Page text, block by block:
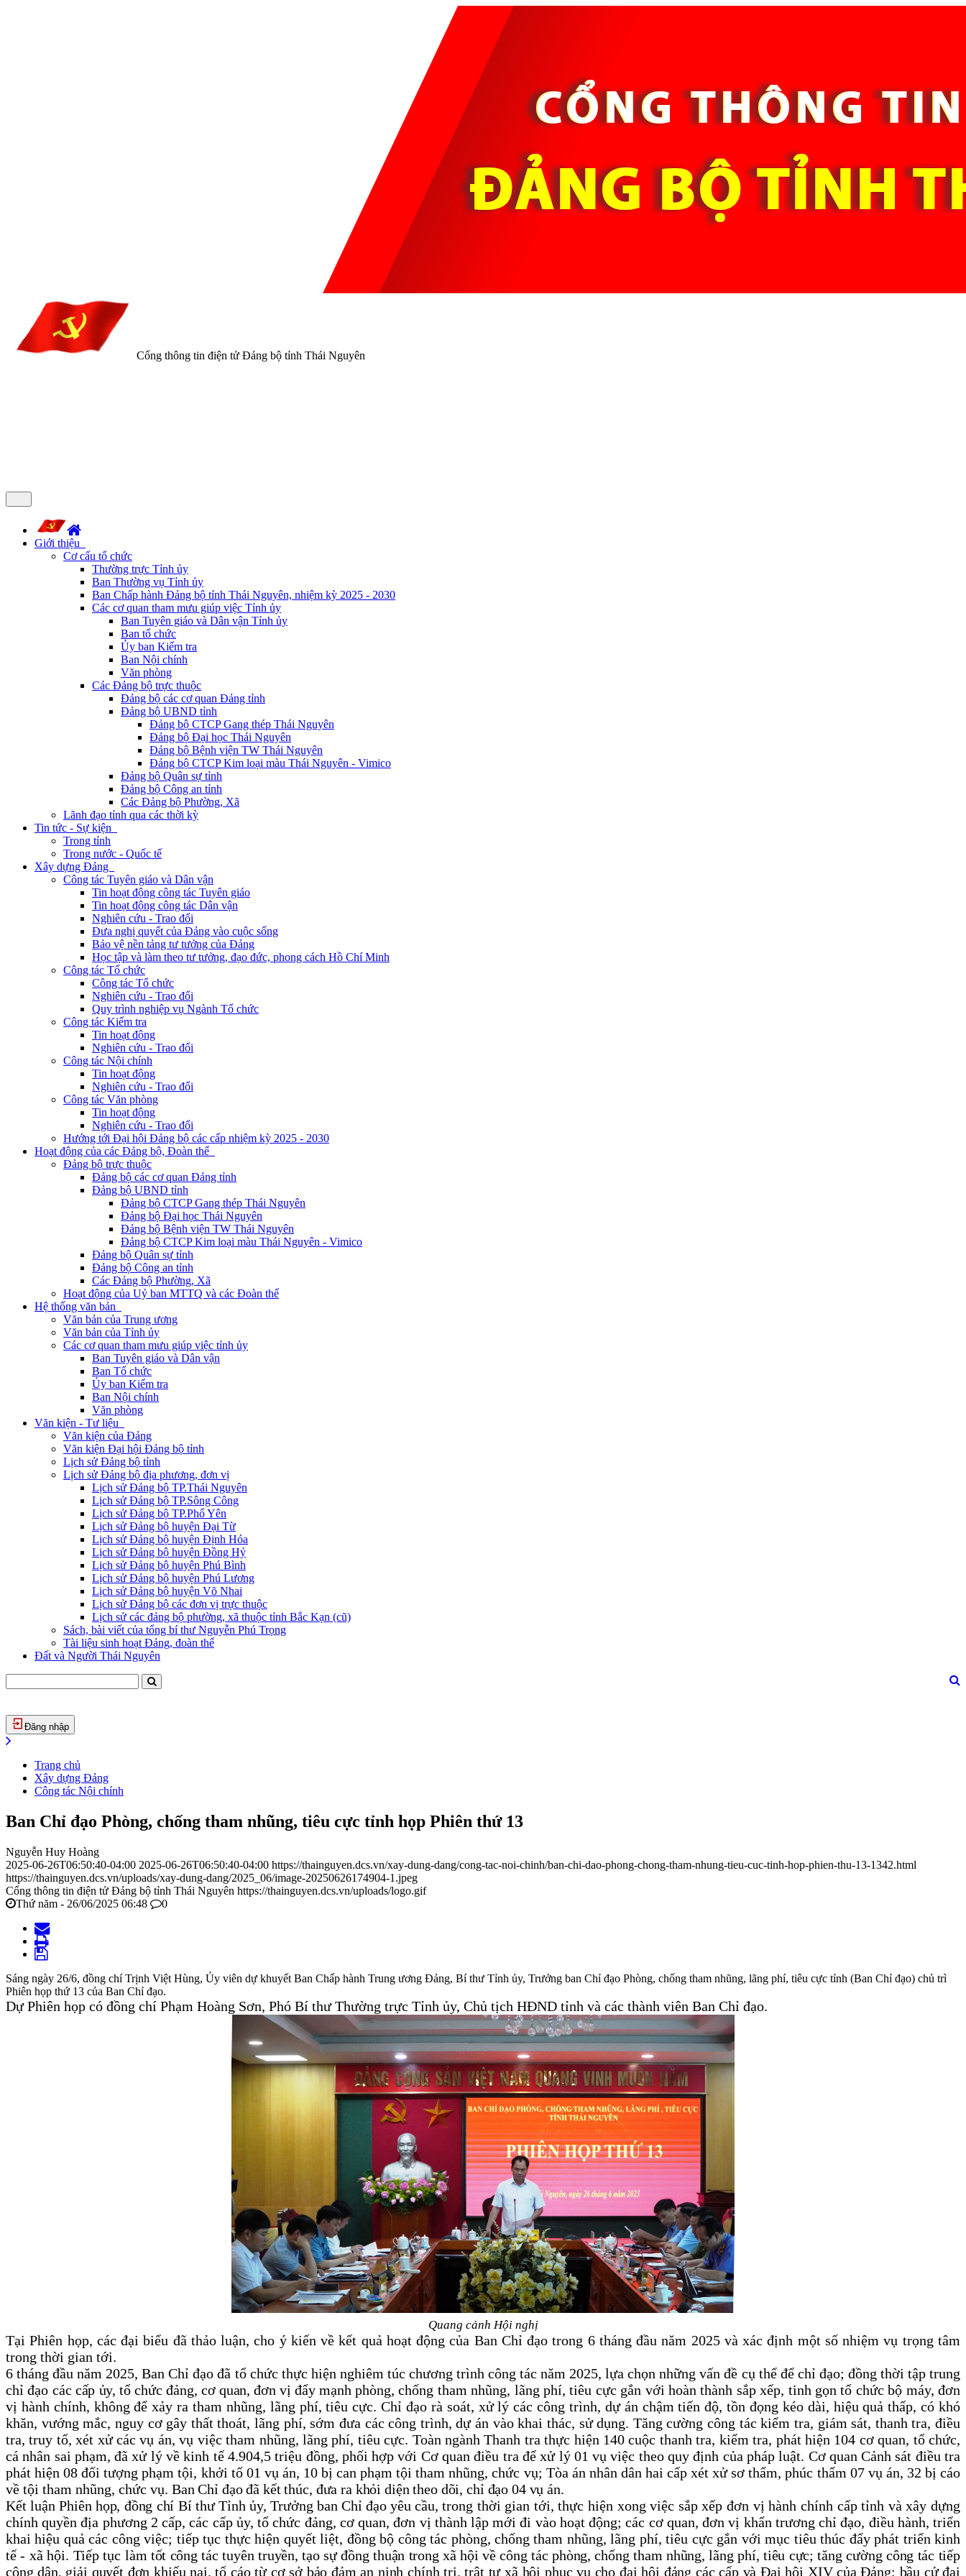
Cổng thông tin điện tử Đảng bộ tỉnh Thái Nguyên
Giới thiệu
Cơ cấu tổ chức
Thường trực Tỉnh ủy
Ban Thường vụ Tỉnh ủy
Ban Chấp hành Đảng bộ tỉnh Thái Nguyên, nhiệm kỳ 2025 - 2030
Các cơ quan tham mưu giúp việc Tỉnh ủy
Ban Tuyên giáo và Dân vận Tỉnh ủy
Ban tổ chức
Ủy ban Kiểm tra
Ban Nội chính
Văn phòng
Các Đảng bộ trực thuộc
Đảng bộ các cơ quan Đảng tỉnh
Đảng bộ UBND tỉnh
Đảng bộ CTCP Gang thép Thái Nguyên
Đảng bộ Đại học Thái Nguyên
Đảng bộ Bệnh viện TW Thái Nguyên
Đảng bộ CTCP Kim loại màu Thái Nguyên - Vimico
Đảng bộ Quân sự tỉnh
Đảng bộ Công an tỉnh
Các Đảng bộ Phường, Xã
Lãnh đạo tỉnh qua các thời kỳ
Tin tức - Sự kiện
Trong tỉnh
Trong nước - Quốc tế
Xây dựng Đảng
Công tác Tuyên giáo và Dân vận
Tin hoạt động công tác Tuyên giáo
Tin hoạt động công tác Dân vận
Nghiên cứu - Trao đổi
Đưa nghị quyết của Đảng vào cuộc sống
Bảo vệ nền tảng tư tưởng của Đảng
Học tập và làm theo tư tưởng, đạo đức, phong cách Hồ Chí Minh
Công tác Tổ chức
Công tác Tổ chức
Nghiên cứu - Trao đổi
Quy trình nghiệp vụ Ngành Tổ chức
Công tác Kiểm tra
Tin hoạt động
Nghiên cứu - Trao đổi
Công tác Nội chính
Tin hoạt động
Nghiên cứu - Trao đổi
Công tác Văn phòng
Tin hoạt động
Nghiên cứu - Trao đổi
Hướng tới Đại hội Đảng bộ các cấp nhiệm kỳ 2025 - 2030
Hoạt động của các Đảng bộ, Đoàn thể
Đảng bộ trực thuộc
Đảng bộ các cơ quan Đảng tỉnh
Đảng bộ UBND tỉnh
Đảng bộ CTCP Gang thép Thái Nguyên
Đảng bộ Đại học Thái Nguyên
Đảng bộ Bệnh viện TW Thái Nguyên
Đảng bộ CTCP Kim loại màu Thái Nguyên - Vimico
Đảng bộ Quân sự tỉnh
Đảng bộ Công an tỉnh
Các Đảng bộ Phường, Xã
Hoạt động của Uỷ ban MTTQ và các Đoàn thể
Hệ thống văn bản
Văn bản của Trung ương
Văn bản của Tỉnh ủy
Các cơ quan tham mưu giúp việc tỉnh ủy
Ban Tuyên giáo và Dân vận
Ban Tổ chức
Ủy ban Kiểm tra
Ban Nội chính
Văn phòng
Văn kiện - Tư liệu
Văn kiện của Đảng
Văn kiện Đại hội Đảng bộ tỉnh
Lịch sử Đảng bộ tỉnh
Lịch sử Đảng bộ địa phương, đơn vị
Lịch sử Đảng bộ TP.Thái Nguyên
Lịch sử Đảng bộ TP.Sông Công
Lịch sử Đảng bộ TP.Phổ Yên
Lịch sử Đảng bộ huyện Đại Từ
Lịch sử Đảng bộ huyện Định Hóa
Lịch sử Đảng bộ huyện Đồng Hỷ
Lịch sử Đảng bộ huyện Phú Bình
Lịch sử Đảng bộ huyện Phú Lương
Lịch sử Đảng bộ huyện Võ Nhai
Lịch sử Đảng bộ các đơn vị trực thuộc
Lịch sử các đảng bộ phường, xã thuộc tỉnh Bắc Kạn (cũ)
Sách, bài viết của tổng bí thư Nguyễn Phú Trọng
Tài liệu sinh hoạt Đảng, đoàn thể
Đất và Người Thái Nguyên
Đăng nhập
Trang chủ
Xây dựng Đảng
Công tác Nội chính
Ban Chỉ đạo Phòng, chống tham nhũng, tiêu cực tỉnh họp Phiên thứ 13
Nguyễn Huy Hoàng
2025-06-26T06:50:40-04:00 2025-06-26T06:50:40-04:00 https://thainguyen.dcs.vn/xay-dung-dang/cong-tac-noi-chinh/ban-chi-dao-phong-chong-tham-nhung-tieu-cuc-tinh-hop-phien-thu-13-1342.html
https://thainguyen.dcs.vn/uploads/xay-dung-dang/2025_06/image-20250626174904-1.jpeg
Cổng thông tin điện tử Đảng bộ tỉnh Thái Nguyên https://thainguyen.dcs.vn/uploads/logo.gif
Thứ năm - 26/06/2025 06:48
0
Sáng ngày 26/6, đồng chí Trịnh Việt Hùng, Ủy viên dự khuyết Ban Chấp hành Trung ương Đảng, Bí thư Tỉnh ủy, Trưởng ban Chỉ đạo Phòng, chống tham nhũng, lãng phí, tiêu cực tỉnh (Ban Chỉ đạo) chủ trì
Phiên họp thứ 13 của Ban Chỉ đạo.
Dự Phiên họp có đồng chí Phạm Hoàng Sơn, Phó Bí thư Thường trực Tỉnh ủy, Chủ tịch HĐND tỉnh và các thành viên Ban Chỉ đạo.
Quang cảnh Hội nghị
Tại Phiên họp, các đại biểu đã thảo luận, cho ý kiến về kết quả hoạt động của Ban Chỉ đạo trong 6 tháng đầu năm 2025 và xác định một số nhiệm vụ trọng tâm
trong thời gian tới.
6 tháng đầu năm 2025, Ban Chỉ đạo đã tổ chức thực hiện nghiêm túc chương trình công tác năm 2025, lựa chọn những vấn đề cụ thể để chỉ đạo; đồng thời tập trung
chỉ đạo các cấp ủy, tổ chức đảng, cơ quan, đơn vị đẩy mạnh phòng, chống tham nhũng, lãng phí, tiêu cực gắn với hoàn thành sắp xếp, tinh gọn tổ chức bộ máy, đơn
vị hành chính, không để xảy ra tham nhũng, lãng phí, tiêu cực. Chỉ đạo rà soát, xử lý các công trình, dự án chậm tiến độ, tồn đọng kéo dài, hiệu quả thấp, có khó
khăn, vướng mắc, nguy cơ gây thất thoát, lãng phí, sớm đưa các công trình, dự án vào khai thác, sử dụng. Tăng cường công tác kiểm tra, giám sát, thanh tra, điều
tra, truy tố, xét xử các vụ án, vụ việc tham nhũng, lãng phí, tiêu cực. Toàn ngành Thanh tra thực hiện 140 cuộc thanh tra, kiểm tra, phát hiện 104 cơ quan, tổ chức,
cá nhân sai phạm, đã xử lý về kinh tế 4.904,5 triệu đồng, phối hợp với Cơ quan điều tra để xử lý 01 vụ việc theo quy định của pháp luật. Cơ quan Cảnh sát điều tra
phát hiện 08 đối tượng phạm tội, khởi tố 01 vụ án, 10 bị can phạm tội tham nhũng, chức vụ; Tòa án nhân dân hai cấp xét xử sơ thẩm, phúc thẩm 07 vụ án, 32 bị cáo
về tội tham nhũng, chức vụ. Ban Chỉ đạo đã kết thúc, đưa ra khỏi diện theo dõi, chỉ đạo 04 vụ án.
Kết luận Phiên họp, đồng chí Bí thư Tỉnh ủy, Trưởng ban Chỉ đạo yêu cầu, trong thời gian tới,thực hiện xong việc sắp xếp đơn vị hành chính cấp tỉnh và xây dựng
chính quyền địa phương 2 cấp,các cấp ủy, tổ chức đảng, cơ quan, đơn vị thành lập mới đi vào hoạt động; các cơ quan, đơn vị khẩn trương chỉ đạo, điều hành, triển
khai hiệu quả các công việc; tiếp tục thực hiện quyết liệt, đồng bộ công tác phòng, chống tham nhũng, lãng phí, tiêu cực gắn với mục tiêu thúc đẩy phát triển kinh
tế - xã hội. Tiếp tục làm tốt công táctuyên truyền, tạo sự đồng thuận trong xã hội về công tác phòng, chống tham nhũng, lãng phí, tiêu cực; tăng cường công tác tiếp
công dân, giải quyết đơn khiếu nại, tố cáo từ cơ sở bảo đảm an ninh chính trị, trật tự xã hội phục vụ cho đại hội đảng các cấp và Đại hội XIV của Đảng; bầu cử đại